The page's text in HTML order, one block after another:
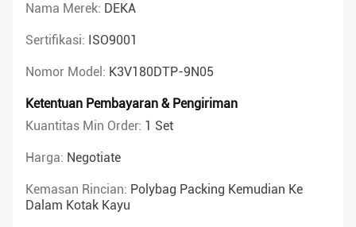
Nama Merek: DEKA
Sertifikasi: ISO9001
Nomor Model: K3V180DTP-9N05
Ketentuan Pembayaran & Pengiriman
Kuantitas Min Order: 1 Set
Harga: Negotiate
Kemasan Rincian: Polybag Packing Kemudian Ke
Dalam Kotak Kayu